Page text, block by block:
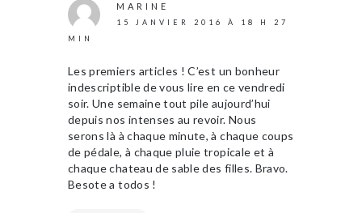
MARINE
15 JANVIER 2016 À 18 H 27
MIN
Les premiers articles ! C’est un bonheur
indescriptible de vous lire en ce vendredi
soir. Une semaine tout pile aujourd’hui
depuis nos intenses au revoir. Nous
serons là à chaque minute, à chaque coups
de pédale, à chaque pluie tropicale et à
chaque chateau de sable des filles. Bravo.
Besote a todos !